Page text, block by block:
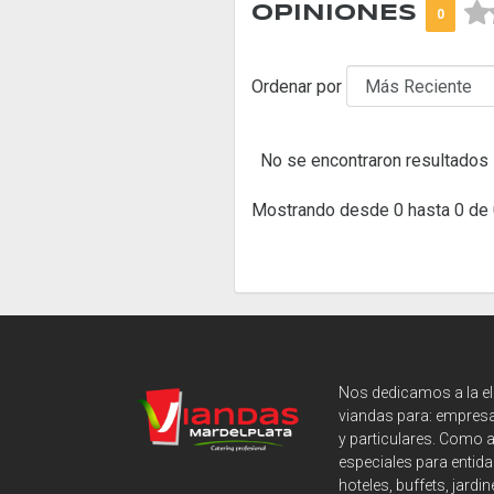
OPINIONES 0
Ordenar por
No se encontraron resultados
Mostrando desde 0 hasta 0
Nos dedicamos a la
viandas para:
y particulares. Como
especiales para
hoteles, buffets,